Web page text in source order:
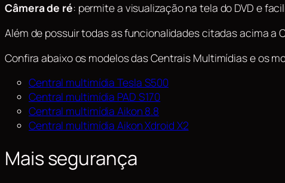
Câmera de ré: permite a visualização na tela do DVD e
Além de possuir todas as funcionalidades citadas acima a
Confira abaixo os modelos das Centrais Multimídias e os
Central multimídia Tesla S500
Central multimídia PAD S170
Central multimídia Aikon 8.8
Central multimídia Aikon Xdroid X2
Mais segurança